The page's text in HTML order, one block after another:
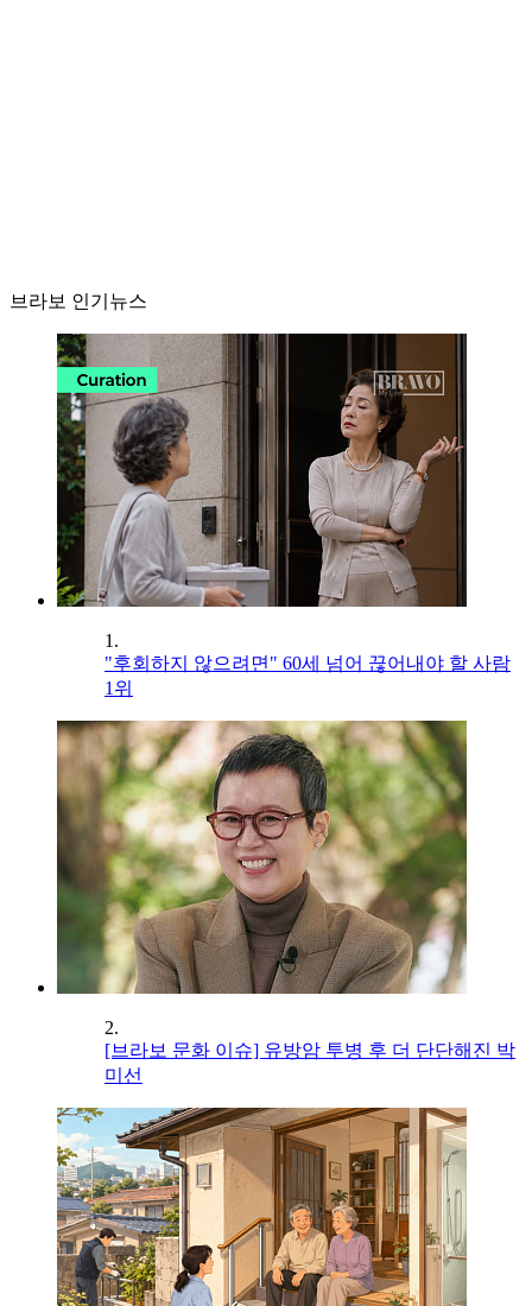
브라보 인기뉴스
1.
"후회하지 않으려면" 60세 넘어 끊어내야 할 사람
1위
2.
[브라보 문화 이슈] 유방암 투병 후 더 단단해진 박
미선